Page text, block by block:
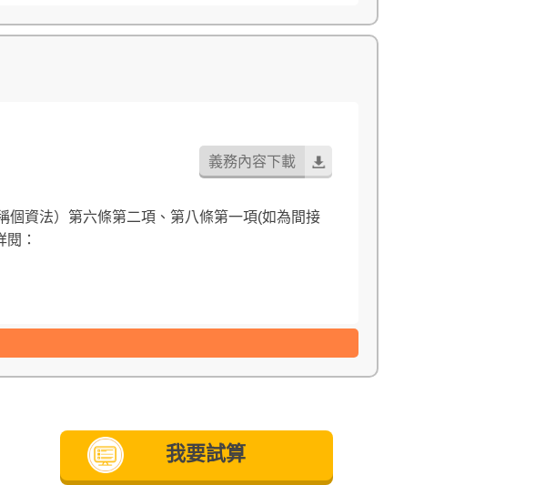
惟為確保權益，基於保險公司與消費者衡平對等
細則第四條辦理。
保人投保意願。 保險單與收據將於核保後三個工
義務內容下載
：
歷、醫療、健康檢查等，在法令許可範圍內
我要試算